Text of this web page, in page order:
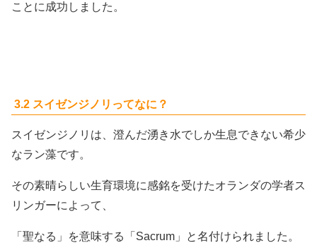
ことに成功しました。
3.2 スイゼンジノリってなに？
スイゼンジノリは、澄んだ湧き水でしか生息できない希少
なラン藻です。
その素晴らしい生育環境に感銘を受けたオランダの学者ス
リンガーによって、
「聖なる」を意味する「Sacrum」と名付けられました。